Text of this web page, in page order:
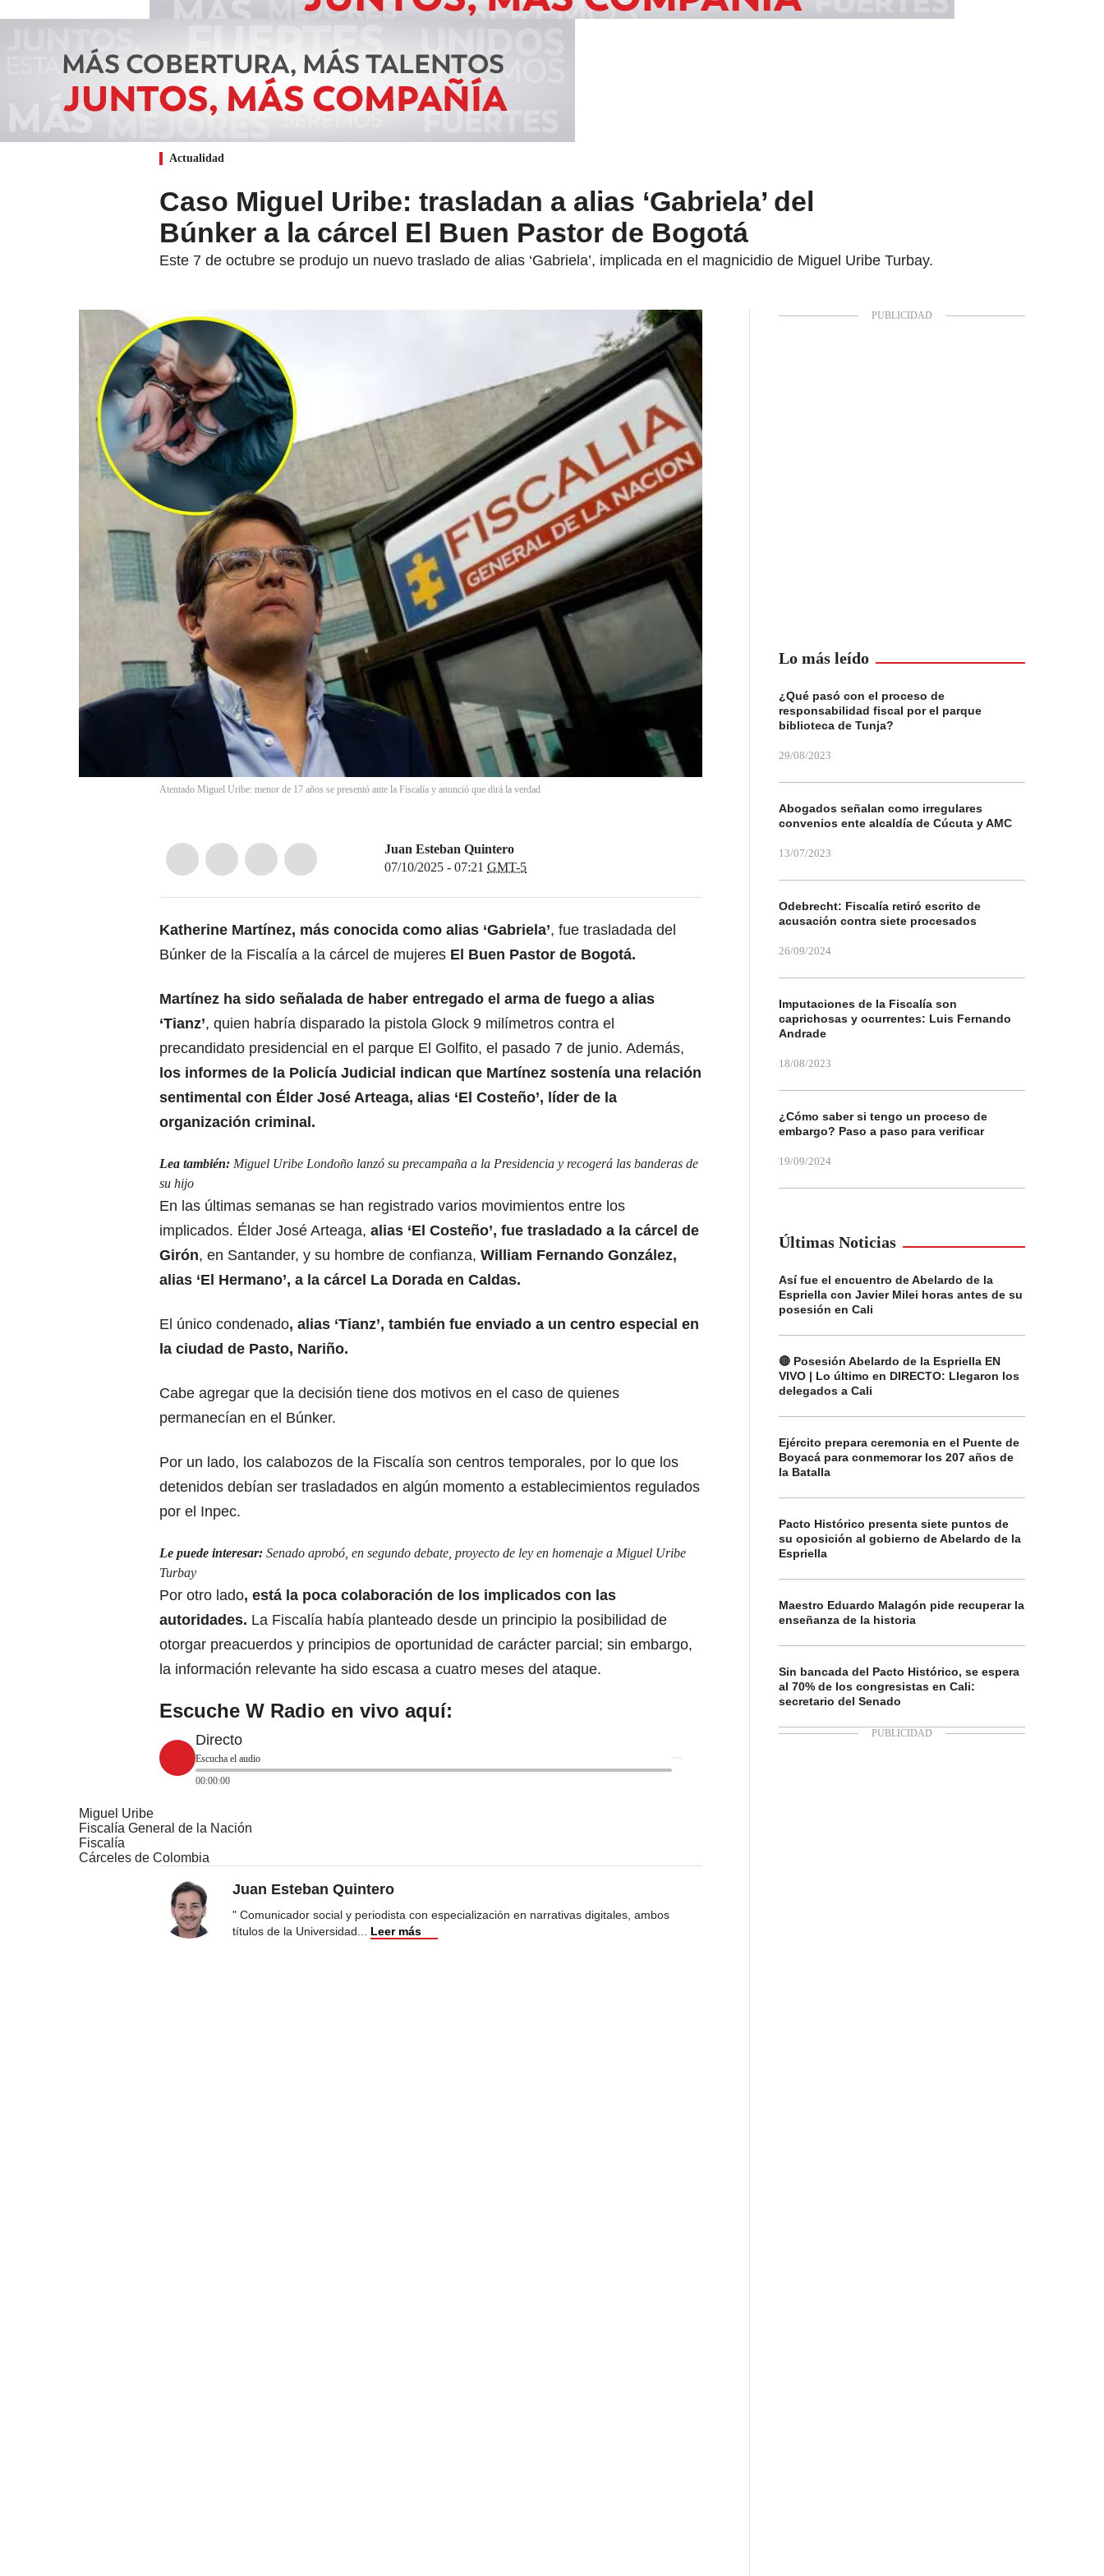
Actualidad
Caso Miguel Uribe: trasladan a alias ‘Gabriela’ del
Búnker a la cárcel El Buen Pastor de Bogotá
Este 7 de octubre se produjo un nuevo traslado de alias ‘Gabriela’, implicada en el magnicidio de Miguel Uribe Turbay.
Atentado Miguel Uribe: menor de 17 años se presentó ante la Fiscalía y anunció que dirá la verdad
Juan Esteban Quintero
07/10/2025 - 07:21 GMT-5
Katherine Martínez, más conocida como alias ‘Gabriela’, fue trasladada del
Búnker de la Fiscalía a la cárcel de mujeres El Buen Pastor de Bogotá.
Martínez ha sido señalada de haber entregado el arma de fuego a alias
‘Tianz’, quien habría disparado la pistola Glock 9 milímetros contra el
precandidato presidencial en el parque El Golfito, el pasado 7 de junio. Además,
los informes de la Policía Judicial indican que Martínez sostenía una relación
sentimental con Élder José Arteaga, alias ‘El Costeño’, líder de la
organización criminal.
Lea también: Miguel Uribe Londoño lanzó su precampaña a la Presidencia y recogerá las banderas de
su hijo
En las últimas semanas se han registrado varios movimientos entre los
implicados. Élder José Arteaga, alias ‘El Costeño’, fue trasladado a la cárcel de
Girón, en Santander, y su hombre de confianza, William Fernando González,
alias ‘El Hermano’, a la cárcel La Dorada en Caldas.
El único condenado, alias ‘Tianz’, también fue enviado a un centro especial en
la ciudad de Pasto, Nariño.
Cabe agregar que la decisión tiene dos motivos en el caso de quienes
permanecían en el Búnker.
Por un lado, los calabozos de la Fiscalía son centros temporales, por lo que los
detenidos debían ser trasladados en algún momento a establecimientos regulados
por el Inpec.
Le puede interesar: Senado aprobó, en segundo debate, proyecto de ley en homenaje a Miguel Uribe
Turbay
Por otro lado, está la poca colaboración de los implicados con las
autoridades. La Fiscalía había planteado desde un principio la posibilidad de
otorgar preacuerdos y principios de oportunidad de carácter parcial; sin embargo,
la información relevante ha sido escasa a cuatro meses del ataque.
Escuche W Radio en vivo aquí:
Directo
Escucha el audio
00:00:00
Miguel Uribe
Fiscalía General de la Nación
Fiscalía
Cárceles de Colombia
Juan Esteban Quintero
" Comunicador social y periodista con especialización en narrativas digitales, ambos
títulos de la Universidad... Leer más
Lo más leído
¿Qué pasó con el proceso de
responsabilidad fiscal por el parque
biblioteca de Tunja?
29/08/2023
Abogados señalan como irregulares
convenios ente alcaldía de Cúcuta y AMC
13/07/2023
Odebrecht: Fiscalía retiró escrito de
acusación contra siete procesados
26/09/2024
Imputaciones de la Fiscalía son
caprichosas y ocurrentes: Luis Fernando
Andrade
18/08/2023
¿Cómo saber si tengo un proceso de
embargo? Paso a paso para verificar
19/09/2024
Últimas Noticias
Así fue el encuentro de Abelardo de la
Espriella con Javier Milei horas antes de su
posesión en Cali
🔴 Posesión Abelardo de la Espriella EN
VIVO | Lo último en DIRECTO: Llegaron los
delegados a Cali
Ejército prepara ceremonia en el Puente de
Boyacá para conmemorar los 207 años de
la Batalla
Pacto Histórico presenta siete puntos de
su oposición al gobierno de Abelardo de la
Espriella
Maestro Eduardo Malagón pide recuperar la
enseñanza de la historia
Sin bancada del Pacto Histórico, se espera
al 70% de los congresistas en Cali:
secretario del Senado